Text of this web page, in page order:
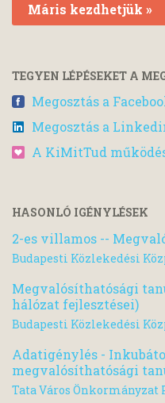
Máris kezdhetjük »
TEGYEN LÉPÉSEKET A
Megosztás a
Megosztás a
A KiMitTud
HASONLÓ IGÉNYLÉSEK
2-es villamos --
Budapesti Közlekedési
Megvalósíthatósági
hálózat fejlesztései)
Budapesti Közlekedési
Adatigénylés -
megvalósíthatósági
Tata Város